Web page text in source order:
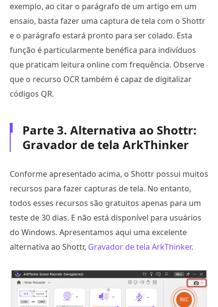
exemplo, ao citar o parágrafo de um artigo em um
ensaio, basta fazer uma captura de tela com o Shottr
e o parágrafo estará pronto para ser colado. Esta
função é particularmente benéfica para indivíduos
que praticam leitura online com frequência. Observe
que o recurso OCR também é capaz de digitalizar
códigos QR.
Parte 3. Alternativa ao Shottr:
Gravador de tela ArkThinker
Conforme apresentado acima, o Shottr possui muitos
recursos para fazer capturas de tela. No entanto,
todos esses recursos são gratuitos apenas para um
teste de 30 dias. E não está disponível para usuários
do Windows. Apresentamos aqui uma excelente
alternativa ao Shottr, Gravador de tela ArkThinker.